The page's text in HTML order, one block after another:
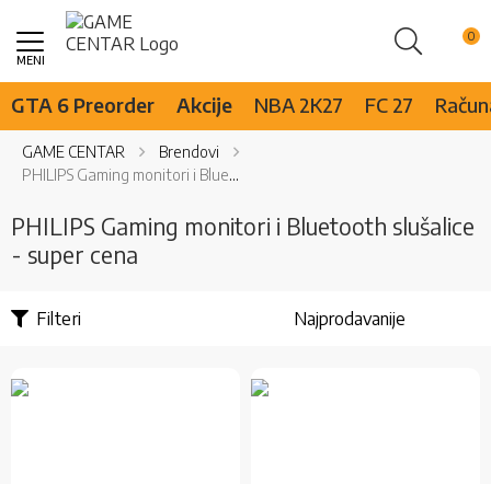
Pretraži
Skip
Content
GTA 6 Preorder Akcije NBA 2K27 FC 27
GAME CENTAR
Brendovi
PHILIPS Gaming monitori i Bluetooth slušalice - super cena
PHILIPS Gaming monitori i Bluetooth slušalice
- super cena
Filteri